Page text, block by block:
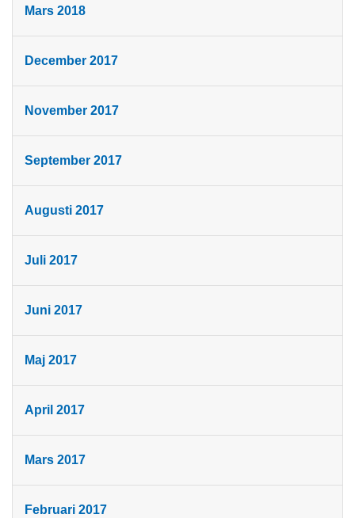
Mars 2018
December 2017
November 2017
September 2017
Augusti 2017
Juli 2017
Juni 2017
Maj 2017
April 2017
Mars 2017
Februari 2017